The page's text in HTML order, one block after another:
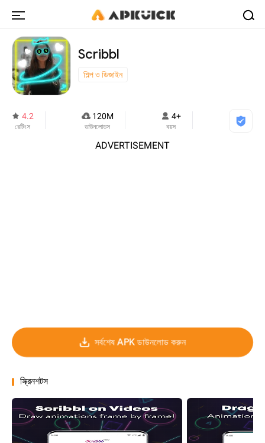
Scribbl
শিল্প ও ডিজাইন
4.2
রেটিংস
120M
ডাউনলোডস
4+
বয়স
ADVERTISEMENT
সর্বশেষ APK ডাউনলোড করুন
স্ক্রিনশটস